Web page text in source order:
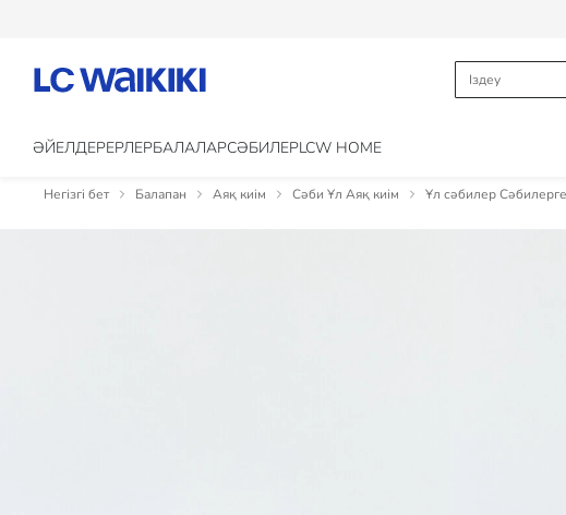
ӘЙЕЛДЕРЕРЛЕРБАЛАЛАРCӘБИЛЕРLCW HOME
Негізгі бет Балапан Аяқ киім Сәби Ұл Аяқ киім Ұл сәбилер